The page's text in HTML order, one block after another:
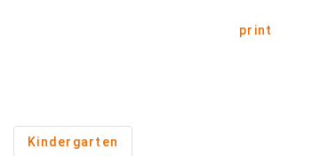
print
Kindergarten